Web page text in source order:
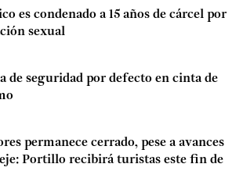
es condenado a 15 años de cárcel por
sexual
de seguridad por defecto en cinta de
permanece cerrado, pese a avances
Portillo recibirá turistas este fin de